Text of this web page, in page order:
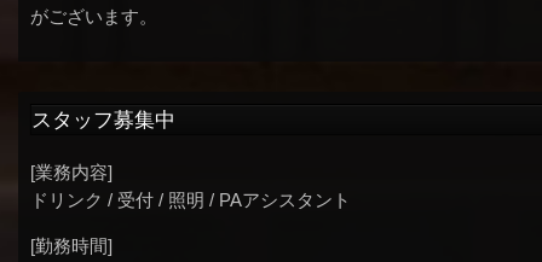
がございます。
スタッフ募集中
[業務内容]
ドリンク / 受付 / 照明 / PAアシスタント
[勤務時間]